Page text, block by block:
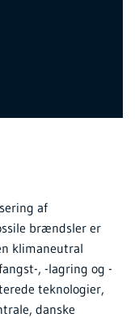
af
brændsler er
klimaneutral
, -lagring og -
teknologier,
danske